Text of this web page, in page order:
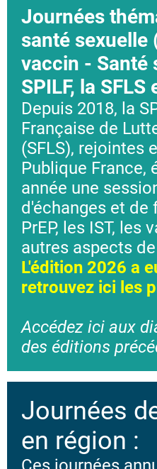
Journées
santé sexuelle
vaccin - Santé
SPILF, la SFLS
Depuis 2018, la
Française de
(SFLS), rejointes
Publique France,
année une
d'échanges et de
PrEP, les IST, les
autres aspects
L'édition 2026 a
retrouvez ici les
Accédez ici aux
des éditions
Journées
en région :